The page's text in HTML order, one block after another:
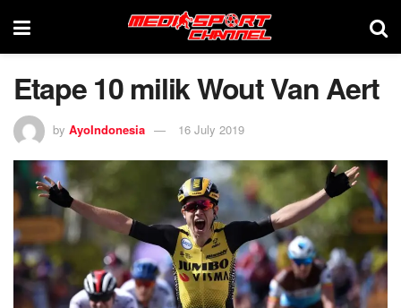
Etape 10 milik Wout Van Aert
by AyoIndonesia 16 July 2019